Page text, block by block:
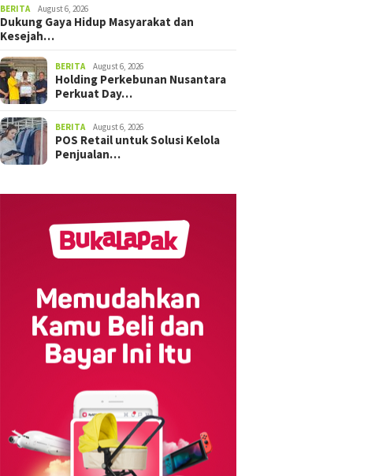
BERITA August 6, 2026
Dukung Gaya Hidup Masyarakat dan
Kesejah…
BERITA August 6, 2026
Holding Perkebunan Nusantara
Perkuat Day…
BERITA August 6, 2026
POS Retail untuk Solusi Kelola
Penjualan…